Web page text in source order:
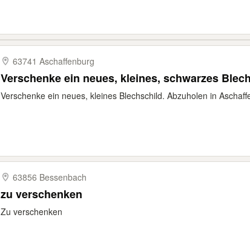
63741 Aschaffenburg
Verschenke ein neues, kleines, schwarzes
Verschenke ein neues, kleines Blechschild. Abzuholen in
63856 Bessenbach
zu verschenken
Zu verschenken